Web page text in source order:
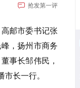
抢发第一评
高邮市委书记张
，扬州市商务
事长邹伟民，
长一行。